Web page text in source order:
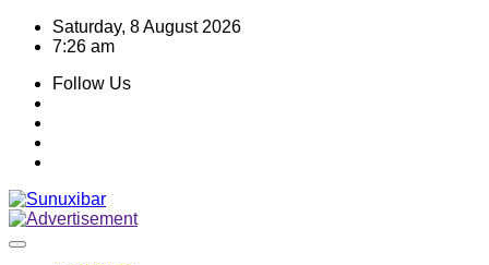
Skip
Saturday, 8 August 2026
7:26 am
Follow Us